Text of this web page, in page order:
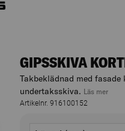
GIPSSKIVA
Takbeklädnad med
undertaksskiva. Läs mer
Artikelnr. 916100152